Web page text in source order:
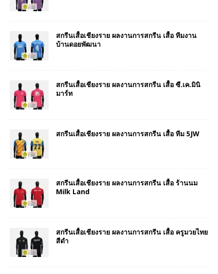
สกรีนเสื้อเชียงราย ผลงานการสกรีน เสื้อ ทีมงาน
บ้านดอยพัฒนา
สกรีนเสื้อเชียงราย ผลงานการสกรีน เสื้อ ซี.เค.มินิ
มาร์ท
สกรีนเสื้อเชียงราย ผลงานการสกรีน เสื้อ ทีม 5JW
สกรีนเสื้อเชียงราย ผลงานการสกรีน เสื้อ ร้านนม
Milk Land
สกรีนเสื้อเชียงราย ผลงานการสกรีน เสื้อ ครูมวยไทย
สีดำ